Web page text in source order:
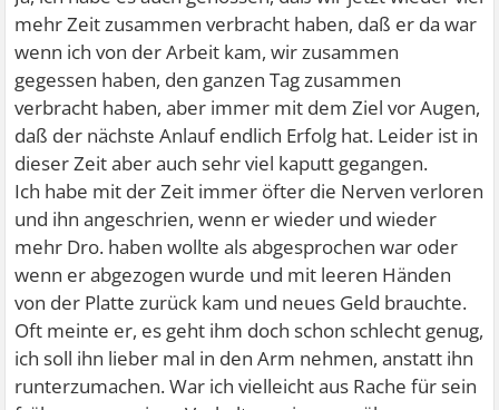
mehr Zeit zusammen verbracht haben, daß er da war
wenn ich von der Arbeit kam, wir zusammen
gegessen haben, den ganzen Tag zusammen
verbracht haben, aber immer mit dem Ziel vor Augen,
daß der nächste Anlauf endlich Erfolg hat. Leider ist in
dieser Zeit aber auch sehr viel kaputt gegangen.
Ich habe mit der Zeit immer öfter die Nerven verloren
und ihn angeschrien, wenn er wieder und wieder
mehr Dro. haben wollte als abgesprochen war oder
wenn er abgezogen wurde und mit leeren Händen
von der Platte zurück kam und neues Geld brauchte.
Oft meinte er, es geht ihm doch schon schlecht genug,
ich soll ihn lieber mal in den Arm nehmen, anstatt ihn
runterzumachen. War ich vielleicht aus Rache für sein